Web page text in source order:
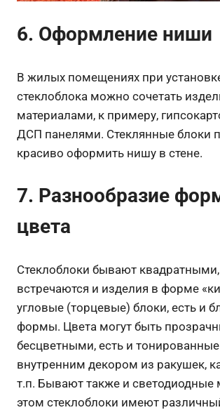
6. Оформление ниши
В жилых помещениях при
стеклоблока можно сочетать
материалами, к примеру,
ДСП панелями. Стеклянные блоки
красиво оформить нишу в стене.
7. Разнообразие
цвета
Стеклоблоки бывают
встречаются и изделия в форме
угловые (торцевые) блоки, есть и
формы. Цвета могут быть
бесцветными, есть и
внутренним декором из ракушек,
т.п. Бывают также и светодиодные
этом стеклоблоки имеют